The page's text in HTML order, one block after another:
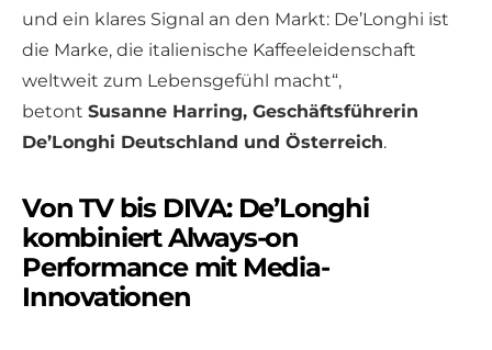
und ein klares Signal an den Markt: De’Longhi ist
die Marke, die italienische Kaffeeleidenschaft
weltweit zum Lebensgefühl macht“,
betont Susanne Harring, Geschäftsführerin
De’Longhi Deutschland und Österreich.
Von TV bis DIVA: De’Longhi
kombiniert Always-on
Performance mit Media-
Innovationen